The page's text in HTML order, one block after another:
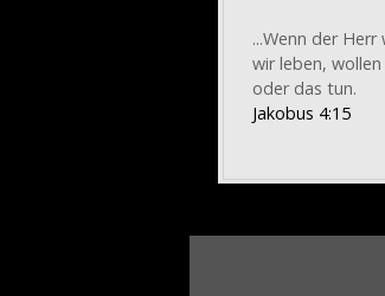
...Wenn der Herr
wir leben,
oder das tun.
Jakobus 4:15